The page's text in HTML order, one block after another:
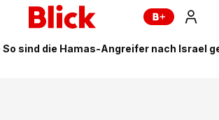
So sind die Hamas-Angreifer nach Israel